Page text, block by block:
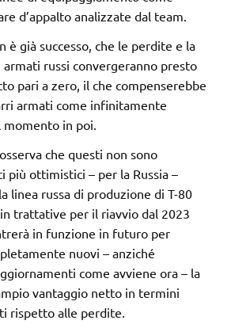
d’appalto analizzate dal team.
è già successo, che le perdite e la
russi convergeranno presto
pari a zero, il che compenserebbe
armati come infinitamente
momento in poi.
che questi non sono
più ottimistici – per la Russia –
linea russa di produzione di T-80
trattative per il riavvio dal 2023
in funzione in futuro per
nuovi – anziché
come avviene ora – la
vantaggio netto in termini
rispetto alle perdite.